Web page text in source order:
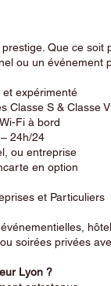
Que ce soit
ou un événement
expérimenté
S & Classe V
Fi à bord
24h/24
ou entreprise
en option
et Particuliers
soirées privées
Lyon ?